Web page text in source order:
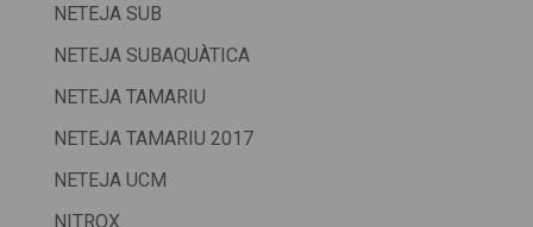
NETEJA SUB
NETEJA SUBAQUÀTICA
NETEJA TAMARIU
NETEJA TAMARIU 2017
NETEJA UCM
NITROX